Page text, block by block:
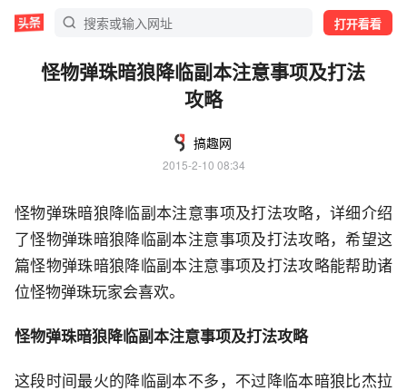
打开看看
怪物弹珠暗狼降临副本注意事项及打法
攻略
搞趣网
2015-2-10 08:34
怪物弹珠暗狼降临副本注意事项及打法攻略，详细介绍
了怪物弹珠暗狼降临副本注意事项及打法攻略，希望这
篇怪物弹珠暗狼降临副本注意事项及打法攻略能帮助诸
位怪物弹珠玩家会喜欢。
怪物弹珠暗狼降临副本注意事项及打法攻略
这段时间最火的降临副本不多，不过降临本暗狼比杰拉